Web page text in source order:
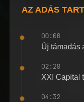
AZ ADÁS
00:00
Új támadás
02:28
XXI Capital
04:32